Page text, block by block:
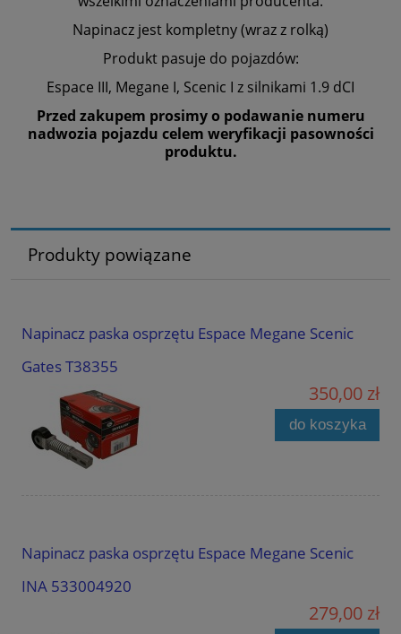
Napinacz jest kompletny (wraz z rolką)
Produkt pasuje do pojazdów:
Espace III, Megane I, Scenic I z silnikami 1.9 dCI
Przed zakupem prosimy o podawanie numeru
nadwozia pojazdu celem weryfikacji pasowności
produktu.
Produkty powiązane
Napinacz paska osprzętu Espace Megane Scenic
Gates T38355
350,00 zł
do koszyka
Napinacz paska osprzętu Espace Megane Scenic
INA 533004920
279,00 zł